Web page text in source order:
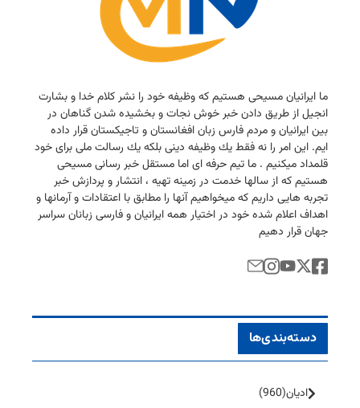
ما ایرانیان مسیحی هستیم كه وظیفه خود را نشر كلام خدا و بشارت
انجیل از طریق دادن خبر خوش نجات و بخشیده شدن گناهان در
بین ایرانیان و مردم فارس زبان افغانستان و تاجیكستان قرار داده
ایم. این امر را نه فقط یك وظیفه دینی بلكه یك رسالت ملی برای خود
قلمداد میكنیم . ما تیم حرفه ای اما مستقل خبر رسانی مسیحی
هستیم كه از سالها خدمت در زمینه تهیه ، انتشار و پردازش خبر
تجربه هایی داریم كه میخواهیم آنها را مطابق با اعتقادات و آرمانها و
اهداف اعلام شده خود در اختیار همه ایرانیان و فارسی زبانان سراسر
جهان قرار دهیم
دسته‌بندی‌ها
ادیان(960)